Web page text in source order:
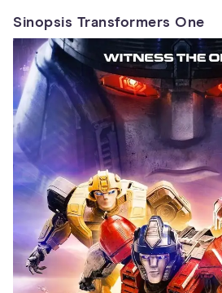
Sinopsis Transformers One